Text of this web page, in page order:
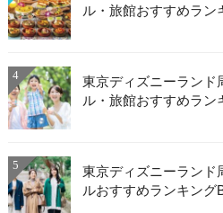
ル・旅館おすすめラン
4
東京ディズニーランド
ル・旅館おすすめラン
5
東京ディズニーランド
ルおすすめランキング